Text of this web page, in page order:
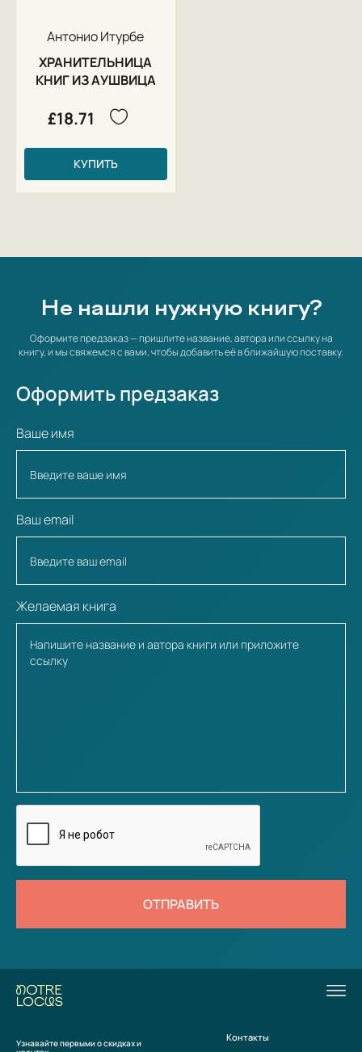
Антонио Итурбе
ХРАНИТЕЛЬНИЦА
КНИГ ИЗ АУШВИЦА
£18.71
КУПИТЬ
Не нашли нужную книгу?
Оформите предзаказ — пришлите название, автора или ссылку на
книгу, и мы свяжемся с вами, чтобы добавить её в ближайшую поставку.
Оформить предзаказ
Ваше имя
Ваш email
Желаемая книга
ОТПРАВИТЬ
Узнавайте первыми о скидках и Контакты